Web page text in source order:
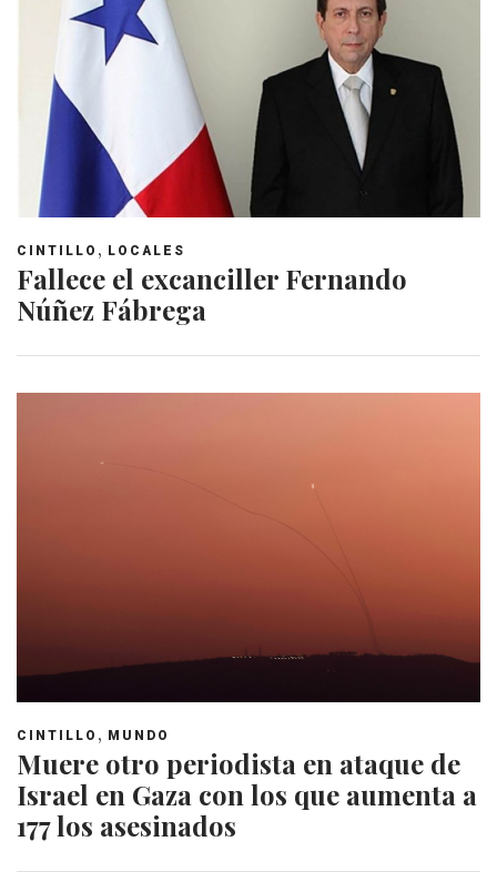
CINTILLO , LOCALES
Fallece el excanciller Fernando
Núñez Fábrega
CINTILLO , MUNDO
Muere otro periodista en ataque de
Israel en Gaza con los que aumenta a
177 los asesinados